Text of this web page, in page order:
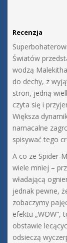
Recenzja
Światów
wodzą
do dechy, z
stron, jedną
czyta się i
Większa
namacalne
spisywać tego
A co ze Spider-
wiele mniej –
władającą
jednak pewne,
zobaczymy
efektu „WOW”,
obstawie
odsieczą